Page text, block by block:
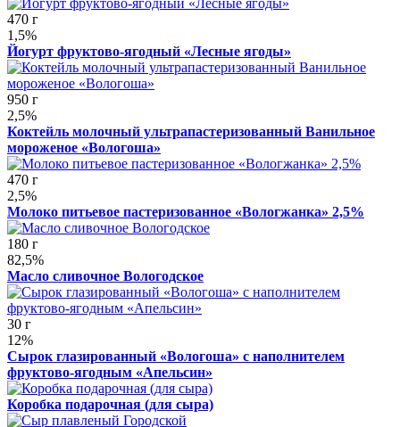
470 г
1,5%
Йогурт фруктово-ягодный «Лесные ягоды»
950 г
2,5%
Коктейль молочный ультрапастеризованный Ванильное
мороженое «Вологоша»
470 г
2,5%
Молоко питьевое пастеризованное «Вологжанка» 2,5%
180 г
82,5%
Масло сливочное Вологодское
30 г
12%
Сырок глазированный «Вологоша» с наполнителем
фруктово-ягодным «Апельсин»
Коробка подарочная (для сыра)